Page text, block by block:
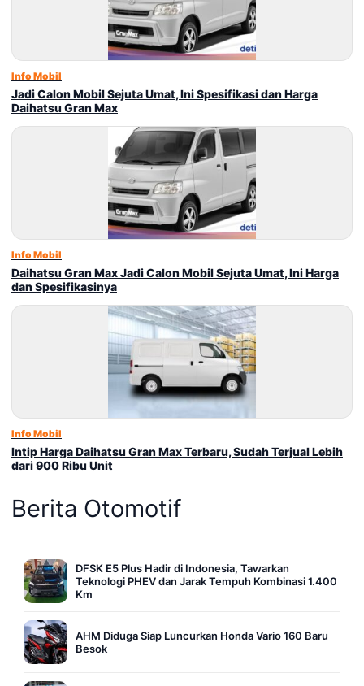
Info Mobil
Jadi Calon Mobil Sejuta Umat, Ini Spesifikasi dan Harga
Daihatsu Gran Max
Info Mobil
Daihatsu Gran Max Jadi Calon Mobil Sejuta Umat, Ini Harga
dan Spesifikasinya
Info Mobil
Intip Harga Daihatsu Gran Max Terbaru, Sudah Terjual Lebih
dari 900 Ribu Unit
Berita Otomotif
DFSK E5 Plus Hadir di Indonesia, Tawarkan
Teknologi PHEV dan Jarak Tempuh Kombinasi 1.400
Km
AHM Diduga Siap Luncurkan Honda Vario 160 Baru
Besok